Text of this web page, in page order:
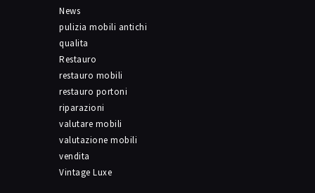
News
pulizia mobili antichi
qualita
Restauro
restauro mobili
restauro portoni
riparazioni
valutare mobili
valutazione mobili
vendita
Vintage Luxe